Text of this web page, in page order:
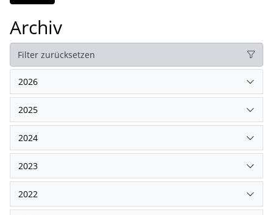
Archiv
Filter zurücksetzen
2026
2025
2024
2023
2022